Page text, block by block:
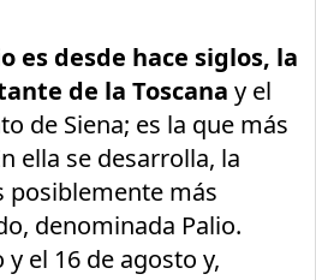
es desde hace siglos, la
de la Toscana y el
de Siena; es la que más
ella se desarrolla, la
posiblemente más
denominada Palio.
y el 16 de agosto y,